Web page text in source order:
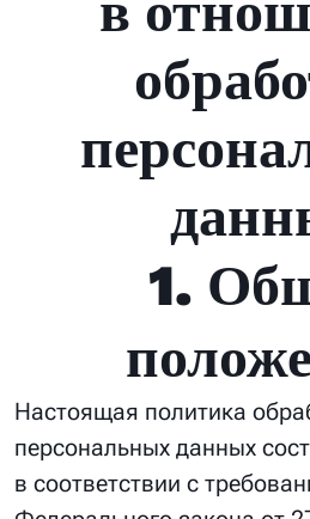
1.
Настоящая политика
персональных данных
в соответствии с